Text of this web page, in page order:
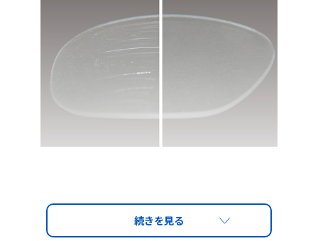
UVカット
有害な紫外線(380nm以下)を99.9%以上カット。